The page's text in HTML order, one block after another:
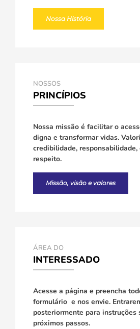
Nossa História
NOSSOS
PRINCÍPIOS
Nossa missão é facilitar o
digna e transformar vidas.
credibilidade, responsabilidade,
respeito.
Missão, visão e valores
ÁREA DO
INTERESSADO
Acesse a página e preencha
formulário e nos envie.
posteriormente para instruções
próximos passos.